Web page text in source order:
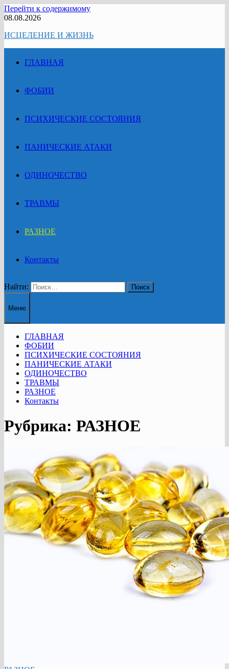
Перейти к содержимому
08.08.2026
ИСЦЕЛЕНИЕ И ЖИЗНЬ
ГЛАВНАЯ
ФОБИИ
ПСИХИЧЕСКИЕ СОСТОЯНИЯ
ПАНИЧЕСКИЕ АТАКИ
ОДИНОЧЕСТВО
ТРАВМЫ
РАЗНОЕ
Контакты
Найти:
Меню
ГЛАВНАЯ
ФОБИИ
ПСИХИЧЕСКИЕ СОСТОЯНИЯ
ПАНИЧЕСКИЕ АТАКИ
ОДИНОЧЕСТВО
ТРАВМЫ
РАЗНОЕ
Контакты
Рубрика: РАЗНОЕ